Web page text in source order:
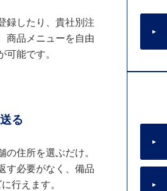
録したり、貴社別注
商品メニューを自由
可能です。
る
住所を選ぶだけ。
す必要がなく、備品
行えます。